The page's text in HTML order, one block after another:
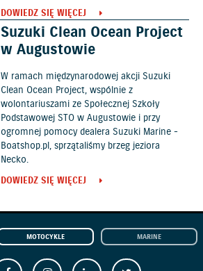
DOWIEDZ SIĘ WIĘCEJ
Suzuki Clean Ocean Project
w Augustowie
W ramach międzynarodowej akcji Suzuki
Clean Ocean Project, wspólnie z
wolontariuszami ze Społecznej Szkoły
Podstawowej STO w Augustowie i przy
ogromnej pomocy dealera Suzuki Marine -
Boatshop.pl, sprzątaliśmy brzeg jeziora
Necko.
DOWIEDZ SIĘ WIĘCEJ
MOTOCYKLE MARINE